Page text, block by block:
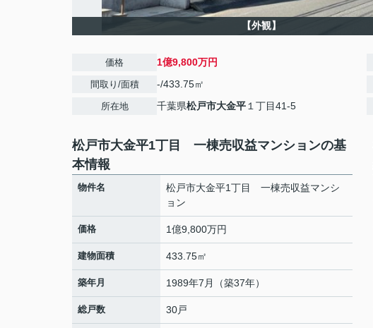
【外観】
価格 1億9,800万円
間取り/面積 -/433.75㎡
所在地 千葉県松戸市大金平 １丁目41-5
松戸市大金平1丁目 一棟売収益マンションの基
本情報
物件名
松戸市大金平1丁目 一棟売収益マンシ
ョン
価格 1億9,800万円
建物面積 433.75㎡
築年月 1989年7月（築37年）
総戸数 30戸